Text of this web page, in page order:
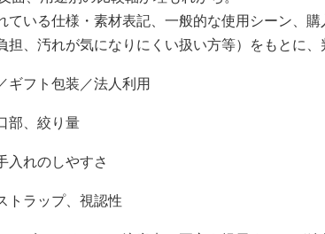
ている仕様・素材表記、一般的な使用シーン、
担、汚れが気になりにくい扱い方等）をもとに、
ギフト包装／法人利用
部、絞り量
入れのしやすさ
トラップ、視認性